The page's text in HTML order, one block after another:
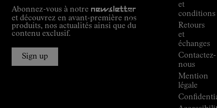
Abonnez-vous à notre newsletter
et découvrez en avant-première nos
produits, nos actualités ainsi que du
contenu exclusif.
Sign up
guide
Alpine
Connections
et
conditions
Retours
et
échanges
Contactez-
nous
Mention
légale